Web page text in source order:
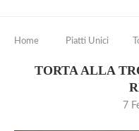
Home Piatti Unici
TORTA ALLA
7